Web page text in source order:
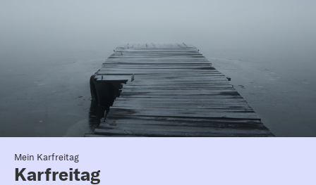
Mein Karfreitag
Karfreitag